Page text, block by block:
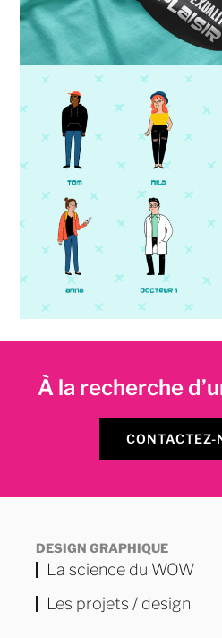
À la recherche
CONTACTEZ-
DESIGN GRAPHIQUE
La science du WOW
Les projets / design